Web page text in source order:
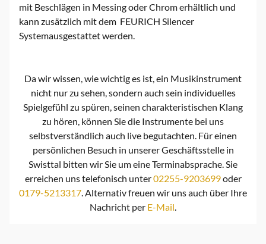
mit Beschlägen in Messing oder Chrom erhältlich und
kann zusätzlich mit dem FEURICH Silencer
Systemausgestattet werden.
Da wir wissen, wie wichtig es ist, ein Musikinstrument
nicht nur zu sehen, sondern auch sein individuelles
Spielgefühl zu spüren, seinen charakteristischen Klang
zu hören, können Sie die Instrumente bei uns
selbstverständlich auch live begutachten. Für einen
persönlichen Besuch in unserer Geschäftsstelle in
Swisttal bitten wir Sie um eine Terminabsprache. Sie
erreichen uns telefonisch unter02255-9203699oder
0179-5213317. Alternativ freuen wir uns auch über Ihre
Nachricht per E-Mail.